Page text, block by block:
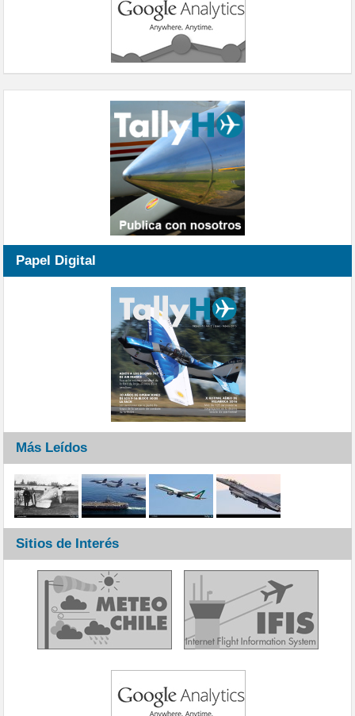
Papel Digital
Más Leídos
Sitios de Interés